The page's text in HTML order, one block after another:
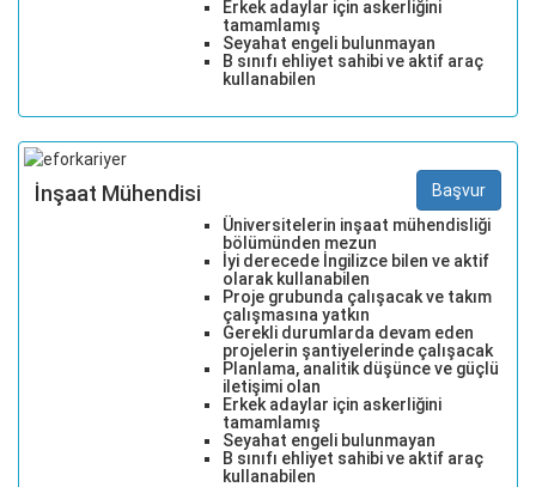
Erkek adaylar için askerliğini
tamamlamış
Seyahat engeli bulunmayan
B sınıfı ehliyet sahibi ve aktif araç
kullanabilen
Başvur
İnşaat Mühendisi
Üniversitelerin inşaat mühendisliği
bölümünden mezun
İyi derecede İngilizce bilen ve aktif
olarak kullanabilen
Proje grubunda çalışacak ve takım
çalışmasına yatkın
Gerekli durumlarda devam eden
projelerin şantiyelerinde çalışacak
Planlama, analitik düşünce ve güçlü
iletişimi olan
Erkek adaylar için askerliğini
tamamlamış
Seyahat engeli bulunmayan
B sınıfı ehliyet sahibi ve aktif araç
kullanabilen